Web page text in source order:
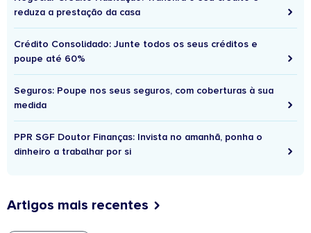
reduza a prestação da casa
Crédito Consolidado: Junte todos os seus créditos e
poupe até 60%
Seguros: Poupe nos seus seguros, com coberturas à sua
medida
PPR SGF Doutor Finanças: Invista no amanhã, ponha o
dinheiro a trabalhar por si
Artigos mais recentes